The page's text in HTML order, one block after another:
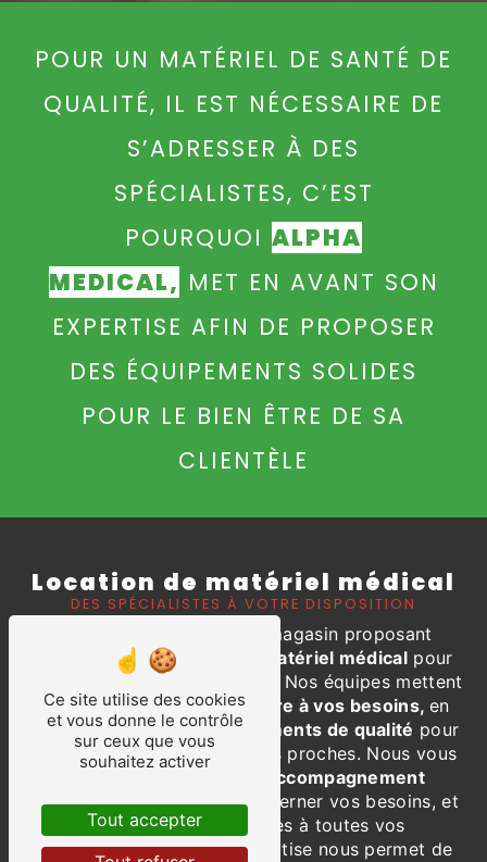
POUR UN MATÉRIEL DE SANTÉ DE
QUALITÉ, IL EST NÉCESSAIRE DE
S’ADRESSER À DES
SPÉCIALISTES, C’EST
POURQUOI ALPHA
MEDICAL, MET EN AVANT SON
EXPERTISE AFIN DE PROPOSER
DES ÉQUIPEMENTS SOLIDES
POUR LE BIEN ÊTRE DE SA
CLIENTÈLE
Location de matériel médical
DES SPÉCIALISTES À VOTRE DISPOSITION
est un magasin proposant
la location et vente de matériel médical pour
professionnels et particuliers. Nos équipes mettent
tout en œuvre pourrépondre à vos besoins, en
vous proposantdes équipements de qualité pour
votre confort ou celui de vos proches. Nous vous
bénéficier d’un accompagnement
personnaliséafin de mieux cerner vos besoins, et
d'apporter des réponses à toutes vos
problématiques. Notre expertise nous permet de
Ce site utilise des cookies
et vous donne le contrôle
sur ceux que vous
souhaitez activer
Tout accepter